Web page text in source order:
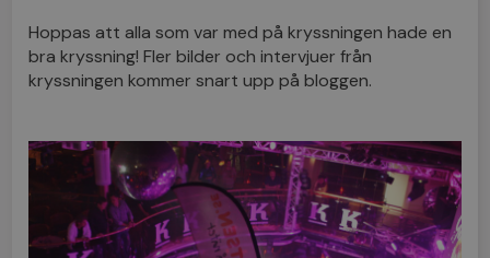
Hoppas att alla som var med på kryssningen hade en
bra kryssning! Fler bilder och intervjuer från
kryssningen kommer snart upp på bloggen.